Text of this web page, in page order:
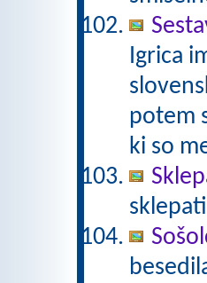
Igrica
potem
ki so